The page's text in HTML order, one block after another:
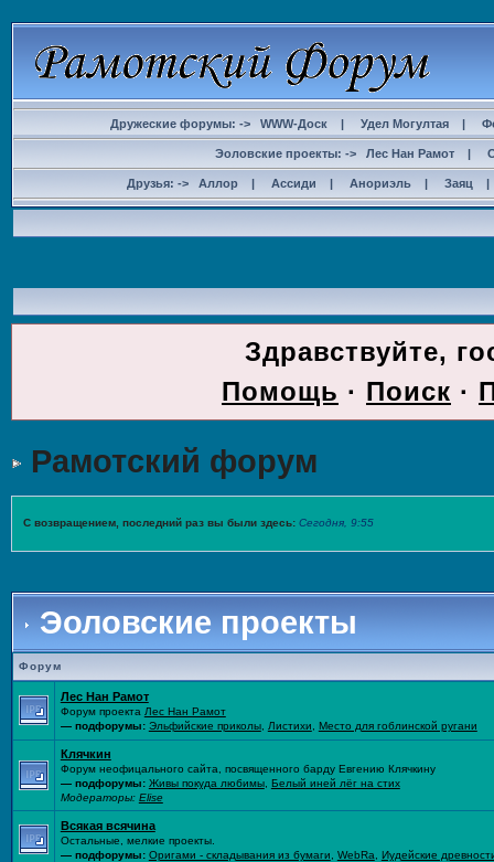
Дружеские форумы: -> WWW-Доск | Удел Могултая |
Эоловские проекты: -> Лес Нан Рамот |
Друзья: -> Аллор | Ассиди | Анориэль | Заяц
Здравствуйте,
Помощь · Поиск ·
Рамотский форум
С возвращением, последний раз вы были здесь: Сегодня, 9:55
Эоловские проекты
Форум
Лес Нан Рамот
Форум проекта Лес Нан Рамот
— подфорумы: Эльфийские приколы, Листихи Место для гоблинской ругани
Клячкин
Форум неофицального сайта, посвященного барду Евгению Клячкину
— подфорумы: Живы покуда любимы, Белый иней лёг на стих
Модераторы: Elise
Всякая всячина
Остальные, мелкие проекты.
— подфорумы: Оригами - складывания из бумаги WebRa Иудейские